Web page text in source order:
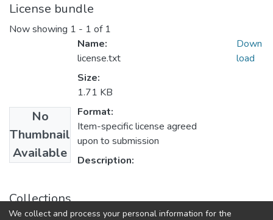
License bundle
Now showing 1 - 1 of 1
No
Thumbnail
Available
Name:
license.txt
Size:
1.71 KB
Format:
Item-specific license agreed
upon to submission
Description:
Down
load
Collections
We collect and process your personal information for the